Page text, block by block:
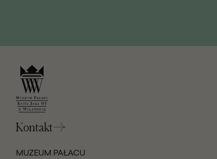
Kontakt
MUZEUM PAŁACU